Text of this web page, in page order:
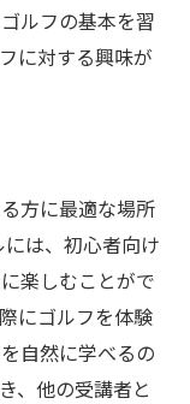
ルフの基本を習
に対する興味が
方に最適な場所
には、初心者向け
楽しむことがで
にゴルフを体験
自然に学べるの
、他の受講者と